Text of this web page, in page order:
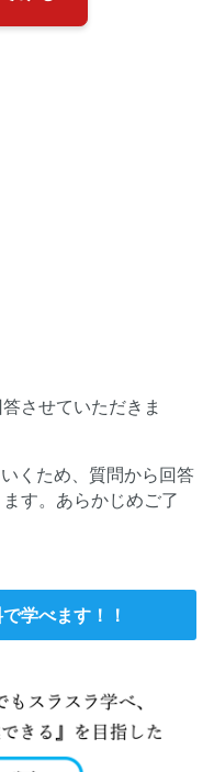
させていただきま
くため、質問から回答
す。あらかじめご了
学べます！！